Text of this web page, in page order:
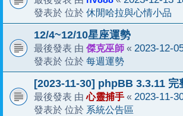
發表於 位於 休閒哈拉與心情小品
12/4~12/10星座運勢
最後發表 由 傑克巫師 « 2023-12-
發表於 位於 每週運勢
[2023-11-30] phpBB 3.3.11 完
最後發表 由心靈捕手 « 2023-11-
發表於 位於 系統公告區